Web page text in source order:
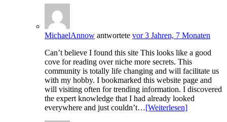
MichaelAnnow antwortete vor 3 Jahren, 7 Monaten
Can’t believe I found this site This looks like a good
cove for reading over niche more secrets. This
community is totally life changing and will facilitate us
with my hobby. I bookmarked this website page and
will visiting often for trending information. I discovered
the expert knowledge that I had already looked
everywhere and just couldn’t…[Weiterlesen]